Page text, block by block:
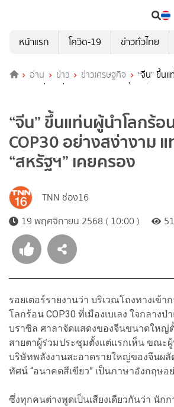
หน้าแรก
โควิด-19 ข่าวทั่วไทย
อ่าน ข่าว ข่าวเศรษฐกิจ
“จีน” ขึ้น
COP30 อย่างสง่างาม แทนบทบาทที่ “สหรัฐฯ” เค
“จีน” ขึ้นแท่นผู้นำโลกร้อ
COP30 อย่างสง่างาม
“สหรัฐฯ” เคยครอง
TNN ช่อง16
19 พฤศจิกายน 2568 ( 10:00 )
51
รอยเตอร์รายงานว่า บริเวณโถงทางเข้
โลกร้อน COP30 ที่เมืองเบเลง ใจกลาง
บราซิล ศาลาจัดแสดงของจีนขนาดใหญ่ตั้
สายตาผู้ร่วมประชุมตั้งแต่แรกเห็น ขณะ
บริษัทพลังงานสะอาดรายใหญ่ของจีนผลั
ทัศน์ “อนาคตสีเขียว” เป็นภาษาอังกฤษอ
ซึ่งทุกคนต่างพูดเป็นเสียงเดียวกันว่า นัก